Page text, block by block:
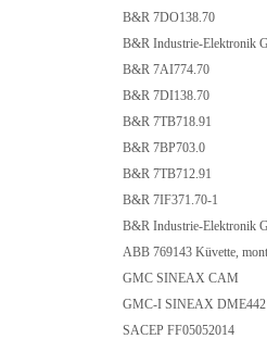
B&R 7DO138.70
B&R Industrie-
B&R 7AI774.70
B&R 7DI138.70
B&R 7TB718.91
B&R 7BP703.0
B&R 7TB712.91
B&R 7IF371.70-1
B&R Industrie-
ABB 769143 Küvette,
GMC SINEAX
GMC-I SINEAX
SACEP